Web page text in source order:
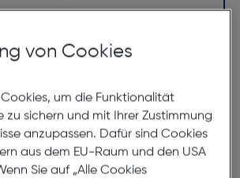
von Cookies
um die Funktionalität
zu sichern und mit Ihrer Zustimmung
anzupassen. Dafür sind Cookies
aus dem EU-Raum und den USA
Sie auf „Alle Cookies